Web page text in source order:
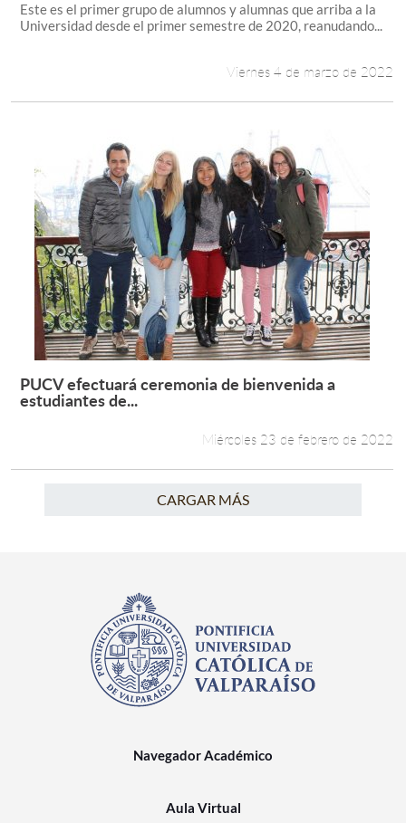
Este es el primer grupo de alumnos y alumnas que arriba a la
Universidad desde el primer semestre de 2020, reanudando...
Viernes 4 de marzo de 2022
Leer más +
PUCV efectuará ceremonia de bienvenida a
estudiantes de...
Miércoles 23 de febrero de 2022
CARGAR MÁS
Navegador Académico
Aula Virtual